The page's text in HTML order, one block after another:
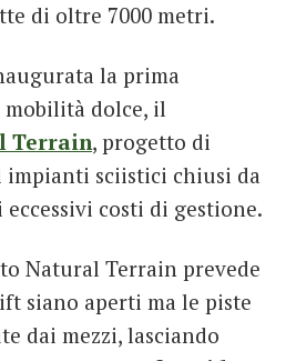
di oltre 7000 metri.
la prima
dolce, il
Terrain, progetto di
impianti sciistici chiusi da
costi di gestione.
Natural Terrain prevede
siano aperti ma le piste
dai mezzi, lasciando